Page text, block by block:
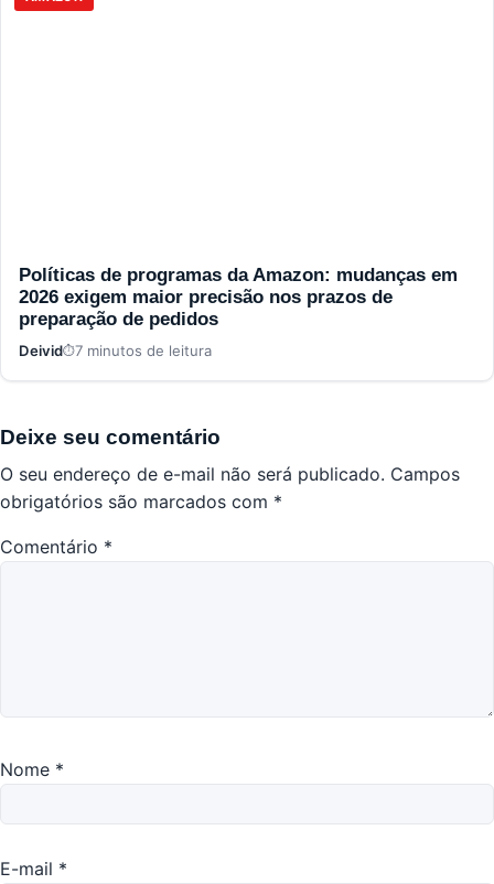
Políticas de programas da Amazon: mudanças em
2026 exigem maior precisão nos prazos de
preparação de pedidos
Deivid 7 minutos de leitura
Deixe seu comentário
O seu endereço de e-mail não será publicado. Campos
obrigatórios são marcados com *
Comentário *
Nome *
E-mail *